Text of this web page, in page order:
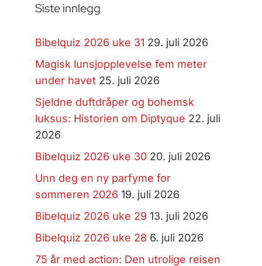
Siste innlegg
Bibelquiz 2026 uke 31 29. juli 2026
Magisk lunsjopplevelse fem meter
under havet 25. juli 2026
Sjeldne duftdråper og bohemsk
luksus: Historien om Diptyque 22. juli
2026
Bibelquiz 2026 uke 30 20. juli 2026
Unn deg en ny parfyme for
sommeren 2026 19. juli 2026
Bibelquiz 2026 uke 29 13. juli 2026
Bibelquiz 2026 uke 28 6. juli 2026
75 år med action: Den utrolige reisen